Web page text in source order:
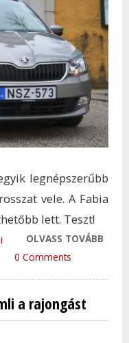
legnépszerűbb
vele. A Fabia
lett. Teszt!
OLVASS TOVÁBB
0 Comments
a rajongást